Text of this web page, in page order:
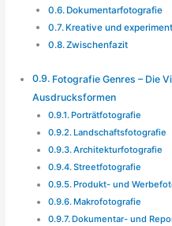
Dokumentarfotografie
Kreative und
Zwischenfazit
Fotografie Genres – Die
Ausdrucksformen
Porträtfotografie
Landschaftsfotografie
Architekturfotografie
Streetfotografie
Produkt- und
Makrofotografie
Dokumentar- und